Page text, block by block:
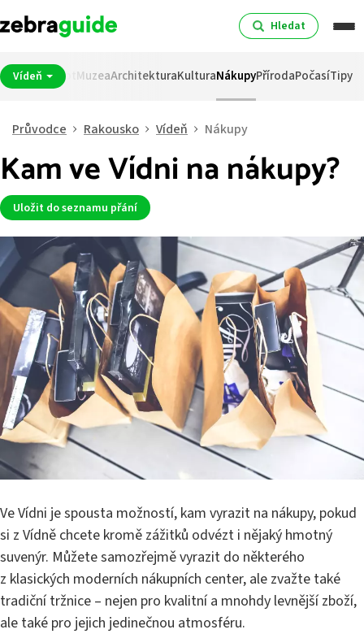
Hledat
Vídeň
Noční život MuzeaArchitekturaKulturaNákupyPřírodaPočasíTipy
Průvodce Rakousko Vídeň Nákupy
Kam ve Vídni na nákupy?
Uložit do seznamu přání
Ve Vídni je spousta možností, kam vyrazit na nákupy, pokud
si z Vídně chcete kromě zážitků odvézt i nějaký hmotný
suvenýr. Můžete samozřejmě vyrazit do některého
z klasických moderních nákupních center, ale zvažte také
tradiční tržnice – nejen pro kvalitní a mnohdy levnější zboží,
ale také pro jejich jedinečnou atmosféru.